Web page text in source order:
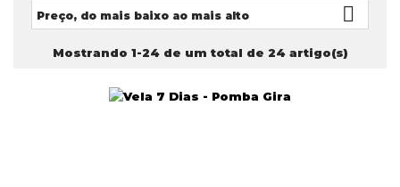
Preço, do mais baixo ao mais alto 
Mostrando 1-24 de um total de 24 artigo(s)